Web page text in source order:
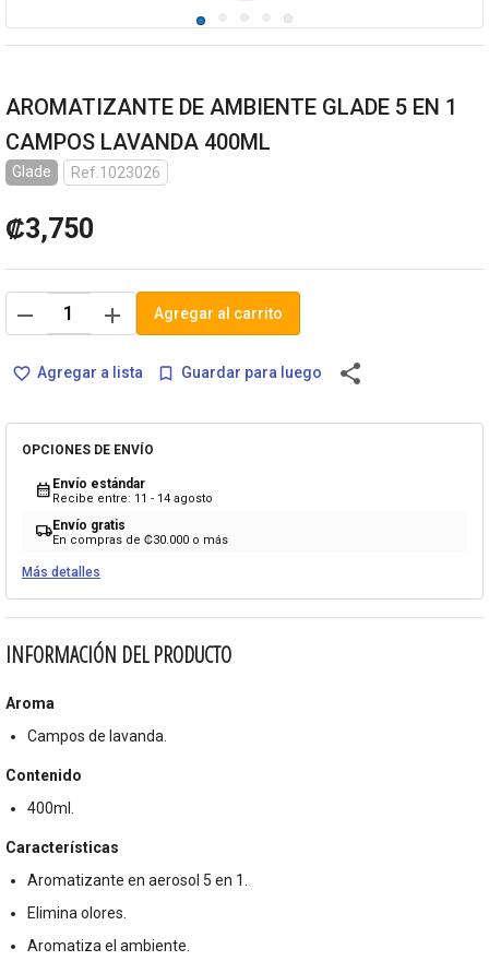
AROMATIZANTE DE AMBIENTE GLADE 5 EN 1
CAMPOS LAVANDA 400ML
Glade Ref.1023026
₡3,750
remove add Agregar al carrito
favorite_border Agregar a lista bookmark_border Guardar para luego share
OPCIONES DE ENVÍO
calendar_month Envío estándar
Recibe entre: 11 - 14 agosto
local_shippingEnvío gratis
En compras de ₡30.000 o más
Más detalles
INFORMACIÓN DEL PRODUCTO
Aroma
Campos de lavanda.
Contenido
400ml.
Características
Aromatizante en aerosol 5 en 1.
Elimina olores.
Aromatiza el ambiente.